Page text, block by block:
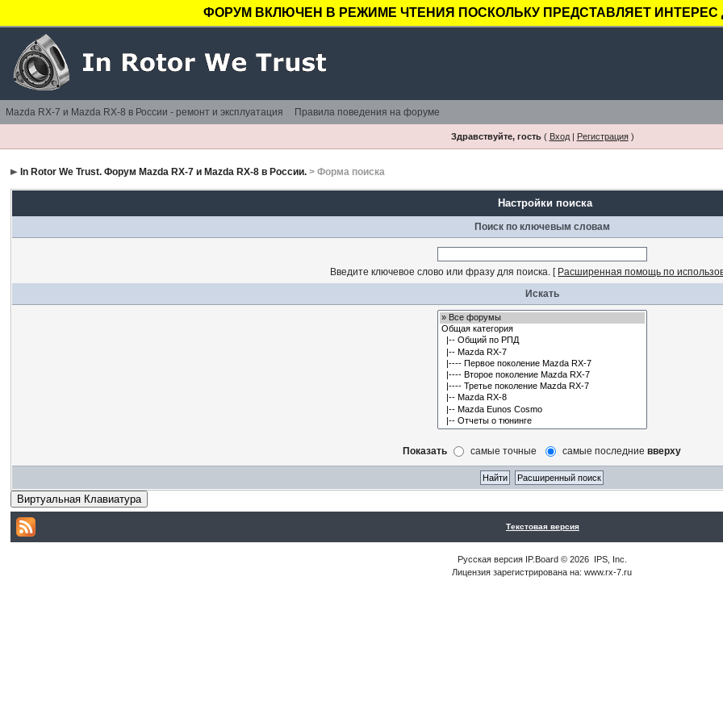
ФОРУМ ВКЛЮЧЕН В РЕЖИМЕ ЧТЕНИЯ ПОСКОЛЬКУ ПРЕДСТАВЛЯЕТ ИНТЕРЕС
Mazda RX-7 и Mazda RX-8 в России - ремонт и эксплуатация Правила поведения на форуме
Здравствуйте, гость( Вход| Регистрация)
In Rotor We Trust. Форум Mazda RX-7 и Mazda RX-8 в России. > Форма поиска
Настройки поиска
Поиск по ключевым словам
Введите ключевое слово или фразу для поиска. [ Расширенная помощь по
Искать
Показать самые точные самые последниевверху
Виртуальная Клавиатура
Текстовая версия
Русская версия IP.Board© 2026 IPS, Inc
Лицензия зарегистрирована на: www.rx-7.ru